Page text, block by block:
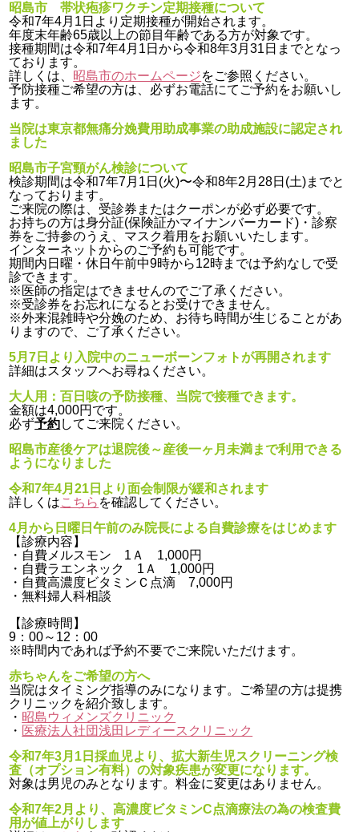
昭島市 帯状疱疹ワクチン定期接種について
令和7年4月1日より定期接種が開始されます。
年度末年齢65歳以上の節目年齢である方が対象です。
接種期間は令和7年4月1日から令和8年3月31日までとなっ
ております。
詳しくは、 昭島市のホームページをご参照ください。
予防接種ご希望の方は、必ずお電話にてご予約をお願いし
ます。
当院は東京都無痛分娩費用助成事業の助成施設に認定され
ました
昭島市子宮頸がん検診について
検診期間は令和7年7月1日(火)〜令和8年2月28日(土)までと
なっております。
ご来院の際は、受診券またはクーポンが必ず必要です。
お持ちの方は身分証(保険証かマイナンバーカード)・診察
券をご持参のうえ、マスク着用をお願いいたします。
インターネットからのご予約も可能です。
期間内日曜・休日午前中9時から12時までは予約なしで受
診できます。
※医師の指定はできませんのでご了承ください。
※受診券をお忘れになるとお受けできません。
※外来混雑時や分娩のため、お待ち時間が生じることがあ
りますので、ご了承ください。
5月7日より入院中のニューボーンフォトが再開されます
詳細はスタッフへお尋ねください。
大人用：百日咳の予防接種、当院で接種できます。
金額は4,000円です。
必ず予約してご来院ください。
昭島市産後ケアは退院後～産後一ヶ月未満まで利用できる
ようになりました
令和7年4月21日より面会制限が緩和されます
詳しくはこちら を確認してください。
4月から日曜日午前のみ院長による自費診療をはじめます
【診療内容】
・自費メルスモン 1Ａ 1,000円
・自費ラエンネック 1Ａ 1,000円
・自費高濃度ビタミンＣ点滴 7,000円
・無料婦人科相談
【診療時間】
9：00～12：00
※時間内であれば予約不要でご来院いただけます。
赤ちゃんをご希望の方へ
当院はタイミング指導のみになります。ご希望の方は提携
クリニックを紹介致します。
・ 昭島ウィメンズクリニック
・ 医療法人社団浅田レディースクリニック
令和7年3月1日採血児より、拡大新生児スクリーニング検
査（オプション有料）の対象疾患が変更になります。
対象は男児のみとなります。料金に変更はありません。
令和7年2月より、高濃度ビタミンC点滴療法の為の検査費
用が値上がりします